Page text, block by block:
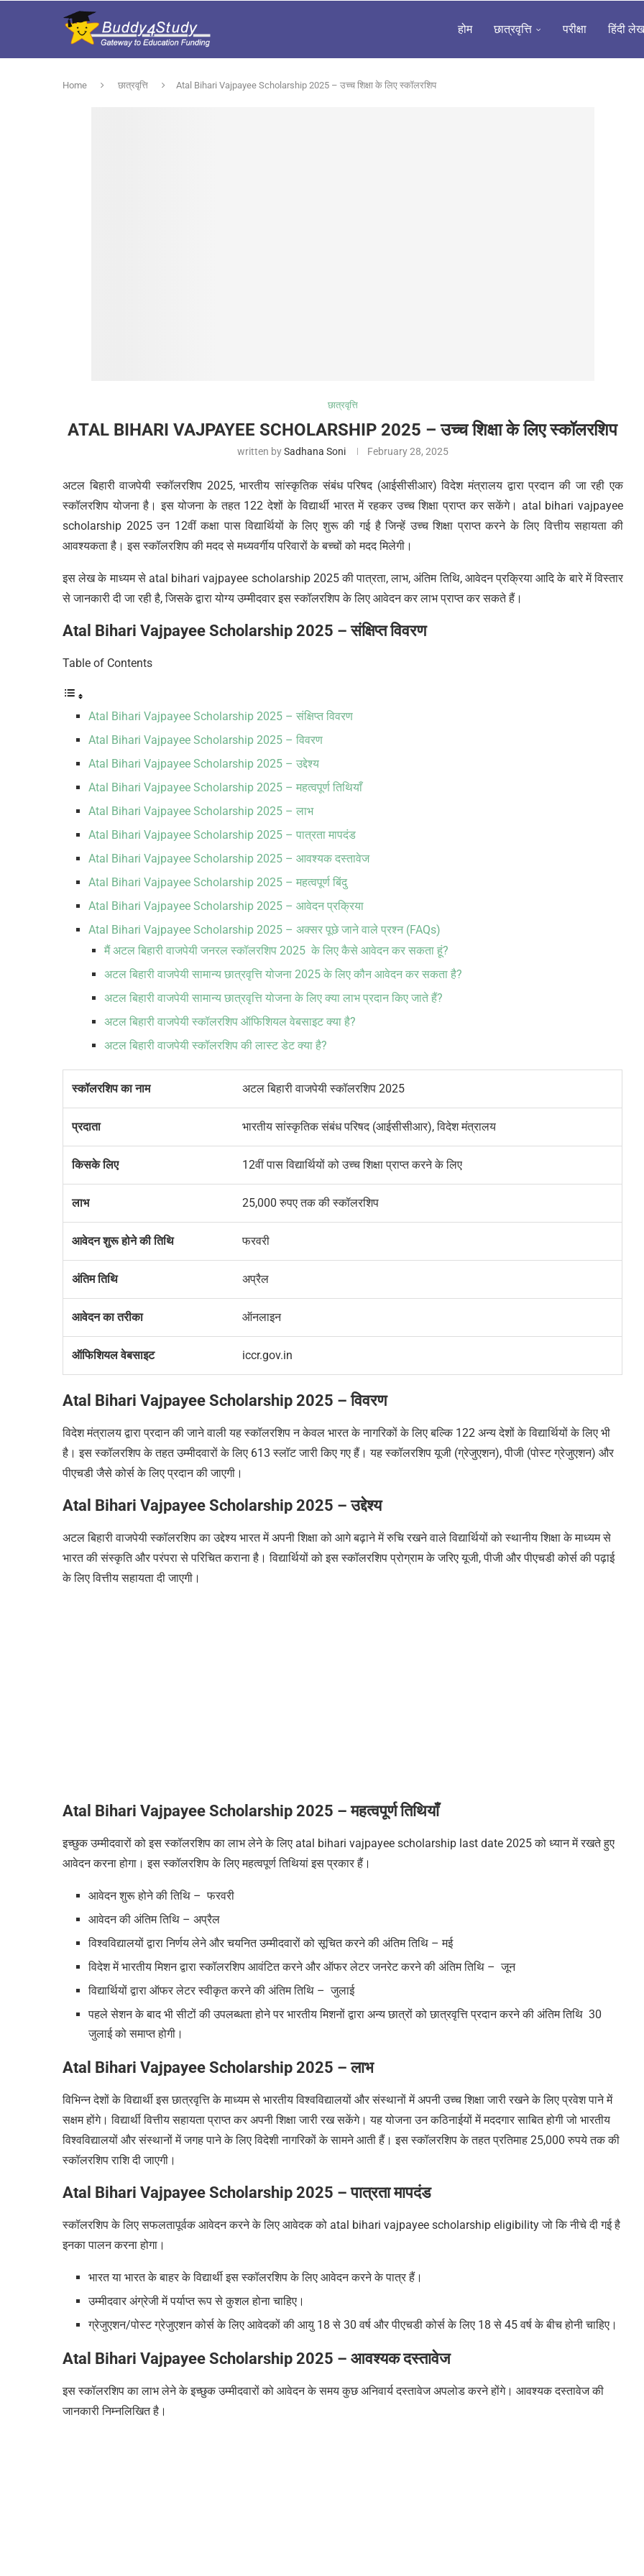
होम छात्रवृत्ति परीक्षा हिंदी लेख
Home छात्रवृत्ति Atal Bihari Vajpayee Scholarship 2025 – उच्च शिक्षा के लिए स्कॉलरशिप
छात्रवृत्ति
ATAL BIHARI VAJPAYEE SCHOLARSHIP 2025 – उच्च शिक्षा के लिए स्कॉलरशिप
written bySadhana Soni February 28, 2025
अटल बिहारी वाजपेयी स्कॉलरशिप 2025, भारतीय सांस्कृतिक संबंध परिषद (आईसीसीआर) विदेश मंत्रालय द्वारा प्रदान की जा रही एक
स्कॉलरशिप योजना है। इस योजना के तहत 122 देशों के विद्यार्थी भारत में रहकर उच्च शिक्षा प्राप्त कर सकेंगे। atal bihari vajpayee
scholarship 2025 उन 12वीं कक्षा पास विद्यार्थियों के लिए शुरू की गई है जिन्हें उच्च शिक्षा प्राप्त करने के लिए वित्तीय सहायता की
आवश्यकता है। इस स्कॉलरशिप की मदद से मध्यवर्गीय परिवारों के बच्चों को मदद मिलेगी।
इस लेख के माध्यम से atal bihari vajpayee scholarship 2025 की पात्रता, लाभ, अंतिम तिथि, आवेदन प्रक्रिया आदि के बारे में विस्तार
से जानकारी दी जा रही है, जिसके द्वारा योग्य उम्मीदवार इस स्कॉलरशिप के लिए आवेदन कर लाभ प्राप्त कर सकते हैं।
Atal Bihari Vajpayee Scholarship 2025 – संक्षिप्त विवरण
Table of Contents
Atal Bihari Vajpayee Scholarship 2025 – संक्षिप्त विवरण
Atal Bihari Vajpayee Scholarship 2025 – विवरण
Atal Bihari Vajpayee Scholarship 2025 – उद्देश्य
Atal Bihari Vajpayee Scholarship 2025 – महत्वपूर्ण तिथियाँ
Atal Bihari Vajpayee Scholarship 2025 – लाभ
Atal Bihari Vajpayee Scholarship 2025 – पात्रता मापदंड
Atal Bihari Vajpayee Scholarship 2025 – आवश्यक दस्तावेज
Atal Bihari Vajpayee Scholarship 2025 – महत्वपूर्ण बिंदु
Atal Bihari Vajpayee Scholarship 2025 – आवेदन प्रक्रिया
Atal Bihari Vajpayee Scholarship 2025 – अक्सर पूछे जाने वाले प्रश्न (FAQs)
मैं अटल बिहारी वाजपेयी जनरल स्कॉलरशिप 2025 के लिए कैसे आवेदन कर सकता हूं?
अटल बिहारी वाजपेयी सामान्य छात्रवृत्ति योजना 2025 के लिए कौन आवेदन कर सकता है?
अटल बिहारी वाजपेयी सामान्य छात्रवृत्ति योजना के लिए क्या लाभ प्रदान किए जाते हैं?
अटल बिहारी वाजपेयी स्कॉलरशिप ऑफिशियल वेबसाइट क्या है?
अटल बिहारी वाजपेयी स्कॉलरशिप की लास्ट डेट क्या है?
स्कॉलरशिप का नाम अटल बिहारी वाजपेयी स्कॉलरशिप 2025
प्रदाता भारतीय सांस्कृतिक संबंध परिषद (आईसीसीआर), विदेश मंत्रालय
किसके लिए 12वीं पास विद्यार्थियों को उच्च शिक्षा प्राप्त करने के लिए
लाभ 25,000 रुपए तक की स्कॉलरशिप
आवेदन शुरू होने की तिथि फरवरी
अंतिम तिथि अप्रैल
आवेदन का तरीका ऑनलाइन
ऑफिशियल वेबसाइट iccr.gov.in
Atal Bihari Vajpayee Scholarship 2025 – विवरण
विदेश मंत्रालय द्वारा प्रदान की जाने वाली यह स्कॉलरशिप न केवल भारत के नागरिकों के लिए बल्कि 122 अन्य देशों के विद्यार्थियों के लिए भी
है। इस स्कॉलरशिप के तहत उम्मीदवारों के लिए 613 स्लॉट जारी किए गए हैं। यह स्कॉलरशिप यूजी (ग्रेजुएशन), पीजी (पोस्ट ग्रेजुएशन) और
पीएचडी जैसे कोर्स के लिए प्रदान की जाएगी।
Atal Bihari Vajpayee Scholarship 2025 – उद्देश्य
अटल बिहारी वाजपेयी स्कॉलरशिप का उद्देश्य भारत में अपनी शिक्षा को आगे बढ़ाने में रुचि रखने वाले विद्यार्थियों को स्थानीय शिक्षा के माध्यम से
भारत की संस्कृति और परंपरा से परिचित कराना है। विद्यार्थियों को इस स्कॉलरशिप प्रोग्राम के जरिए यूजी, पीजी और पीएचडी कोर्स की पढ़ाई
के लिए वित्तीय सहायता दी जाएगी।
Atal Bihari Vajpayee Scholarship 2025 – महत्वपूर्ण तिथियाँ
इच्छुक उम्मीदवारों को इस स्कॉलरशिप का लाभ लेने के लिए atal bihari vajpayee scholarship last date 2025 को ध्यान में रखते हुए
आवेदन करना होगा। इस स्कॉलरशिप के लिए महत्वपूर्ण तिथियां इस प्रकार हैं।
आवेदन शुरू होने की तिथि – फरवरी
आवेदन की अंतिम तिथि – अप्रैल
विश्वविद्यालयों द्वारा निर्णय लेने और चयनित उम्मीदवारों को सूचित करने की अंतिम तिथि – मई
विदेश में भारतीय मिशन द्वारा स्कॉलरशिप आवंटित करने और ऑफर लेटर जनरेट करने की अंतिम तिथि – जून
विद्यार्थियों द्वारा ऑफर लेटर स्वीकृत करने की अंतिम तिथि – जुलाई
पहले सेशन के बाद भी सीटों की उपलब्धता होने पर भारतीय मिशनों द्वारा अन्य छात्रों को छात्रवृत्ति प्रदान करने की अंतिम तिथि 30
जुलाई को समाप्त होगी।
Atal Bihari Vajpayee Scholarship 2025 – लाभ
विभिन्न देशों के विद्यार्थी इस छात्रवृत्ति के माध्यम से भारतीय विश्वविद्यालयों और संस्थानों में अपनी उच्च शिक्षा जारी रखने के लिए प्रवेश पाने में
सक्षम होंगे। विद्यार्थी वित्तीय सहायता प्राप्त कर अपनी शिक्षा जारी रख सकेंगे। यह योजना उन कठिनाईयों में मददगार साबित होगी जो भारतीय
विश्वविद्यालयों और संस्थानों में जगह पाने के लिए विदेशी नागरिकों के सामने आती हैं। इस स्कॉलरशिप के तहत प्रतिमाह 25,000 रुपये तक की
स्कॉलरशिप राशि दी जाएगी।
Atal Bihari Vajpayee Scholarship 2025 – पात्रता मापदंड
स्कॉलरशिप के लिए सफलतापूर्वक आवेदन करने के लिए आवेदक को atal bihari vajpayee scholarship eligibility जो कि नीचे दी गई है
इनका पालन करना होगा।
भारत या भारत के बाहर के विद्यार्थी इस स्कॉलरशिप के लिए आवेदन करने के पात्र हैं।
उम्मीदवार अंग्रेजी में पर्याप्त रूप से कुशल होना चाहिए।
ग्रेजुएशन/पोस्ट ग्रेजुएशन कोर्स के लिए आवेदकों की आयु 18 से 30 वर्ष और पीएचडी कोर्स के लिए 18 से 45 वर्ष के बीच होनी चाहिए।
Atal Bihari Vajpayee Scholarship 2025 – आवश्यक दस्तावेज
इस स्कॉलरशिप का लाभ लेने के इच्छुक उम्मीदवारों को आवेदन के समय कुछ अनिवार्य दस्तावेज अपलोड करने होंगे। आवश्यक दस्तावेज की
जानकारी निम्नलिखित है।